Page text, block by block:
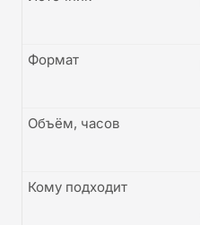
Формат
Объём, часов
Кому подходит